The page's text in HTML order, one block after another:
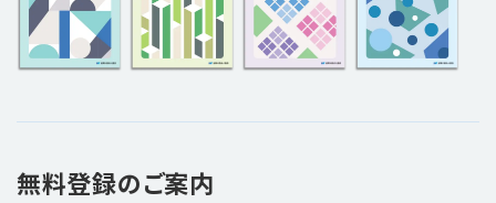
無料登録のご案内